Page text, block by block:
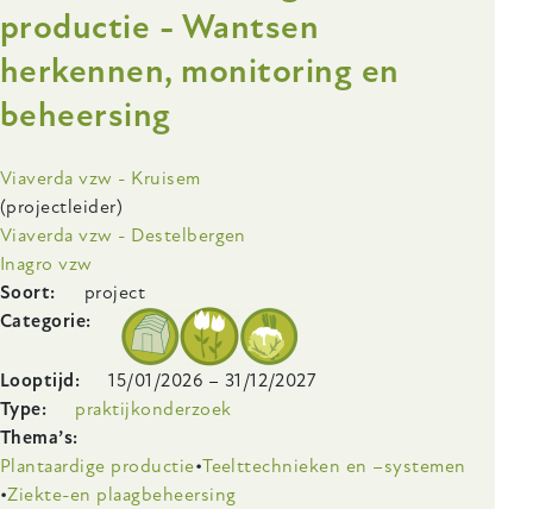
en
nuttigen
de
-
wat
leeft
in
je
teelt
productie - Wantsen
herkennen, monitoring en
beheersing
Onderzoeksinstelling
Viaverda vzw - Kruisem
(projectleider)
Viaverda vzw - Destelbergen
Inagro vzw
Soort
project
Categorie
Looptijd 15/01/2026 – 31/12/2027
Type
praktijkonderzoek
Thema’s
Plantaardige productie Teelttechnieken en –systemen
Ziekte-en plaagbeheersing